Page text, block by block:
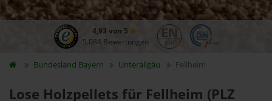
4,93 von 5
5.084 Bewertungen
Bundesland Bayern Unterallgäu Fellheim
Lose Holzpellets für Fellheim (PLZ